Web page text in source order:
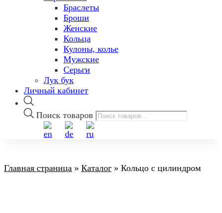
Браслеты
Броши
Женские
Кольца
Кулоны, колье
Мужские
Серьги
Лук бук
Личный кабинет
Поиск товаров
Главная страница » Каталог » Кольцо с цилиндром